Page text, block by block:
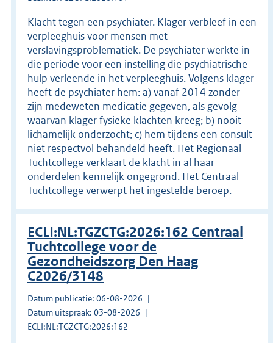
Klacht tegen een psychiater. Klager verbleef in een
verpleeghuis voor mensen met
verslavingsproblematiek. De psychiater werkte in
die periode voor een instelling die psychiatrische
hulp verleende in het verpleeghuis. Volgens klager
heeft de psychiater hem: a) vanaf 2014 zonder
zijn medeweten medicatie gegeven, als gevolg
waarvan klager fysieke klachten kreeg; b) nooit
lichamelijk onderzocht; c) hem tijdens een consult
niet respectvol behandeld heeft. Het Regionaal
Tuchtcollege verklaart de klacht in al haar
onderdelen kennelijk ongegrond. Het Centraal
Tuchtcollege verwerpt het ingestelde beroep.
ECLI:NL:TGZCTG:2026:162 Centraal
Tuchtcollege voor de
Gezondheidszorg Den Haag
C2026/3148
Datum publicatie: 06-08-2026
Datum uitspraak: 03-08-2026
ECLI:NL:TGZCTG:2026:162